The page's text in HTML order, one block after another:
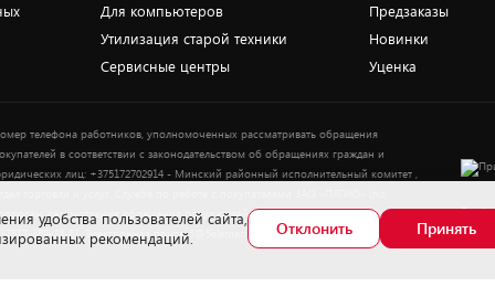
Для компьютеров
Утилизация старой техники
Сервисные центры
Предзаказы
Новинки
Уценка
телефона работников, уполномоченных рассматривать обращения
в соответствии с законодательством об обращениях граждан и
лиц: +375172702914 - Минский районный исполнительный комитет ,
рассмотрения обращения покупателей о нарушении их прав): Тел.:
359-23-83. Электронная почта: 5@5element.by
удобства пользователей сайта,
рекомендаций.
Отклонить Принять